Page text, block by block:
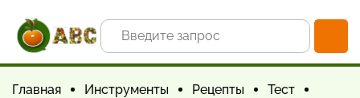
Главная Инструменты Рецепты
Тест